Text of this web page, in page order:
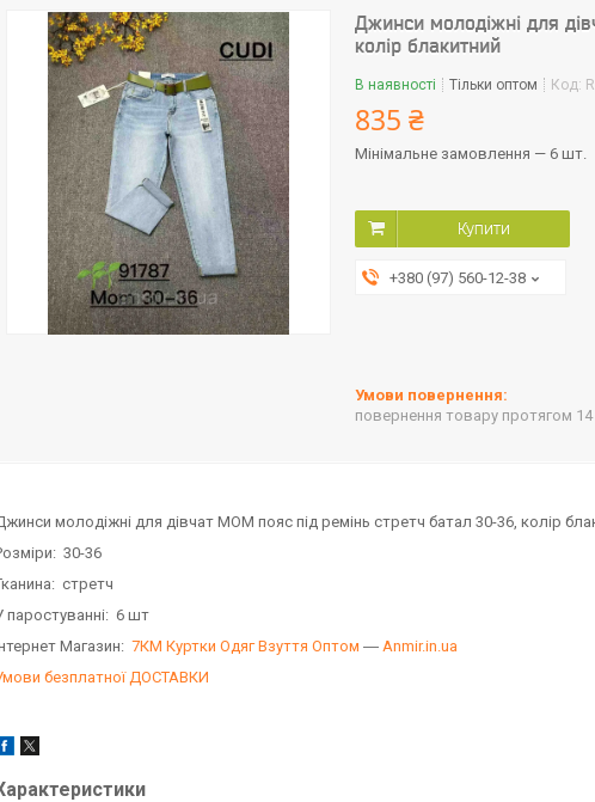
Джинси молодіжні для
колір блакитний
В наявності Тільки оптом Код:
835 ₴
Мінімальне замовлення — 6 шт.
Купити
+380 (97) 560-12-38
повернення товару протягом
молодіжні для дівчат МОМ пояс під ремінь стретч батал 30-36, колір
30-36
стретч
паростуванні: 6 шт
Магазин: 7КМ Куртки Одяг Взуття Оптом ― Anmir.in.ua
безплатної ДОСТАВКИ